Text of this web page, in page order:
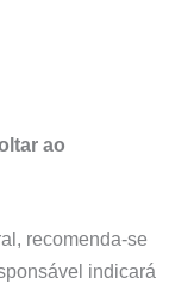
ao
recomenda-se
indicará